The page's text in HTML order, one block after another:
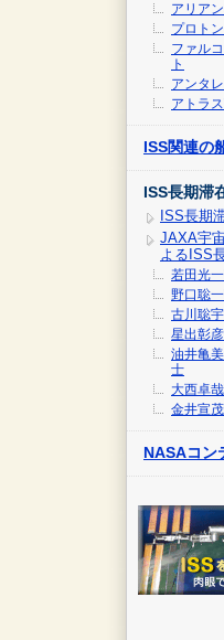
アリア
プロト
ファル
ト
アンタ
アトラ
ISS関連の
ISS長期滞
ISS長期
JAXA宇
よるISS
若田光
野口聡
古川聡
星出彰
油井亀
士
大西卓
金井宣
NASAコン